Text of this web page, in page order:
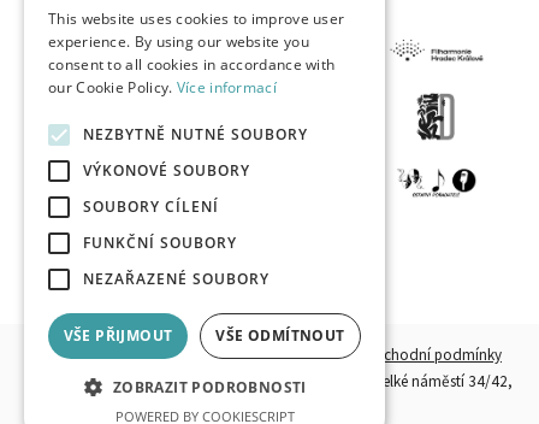
© 2026, HKPOINT.CZ - Všechna práva vyhrazena.
Obchodní podmínky
Provozovatel:Destinační společnost Hradecko, z. s.,
Velké náměstí 34/42,
500 03 Hradec Králové
This website uses cookies to improve user
experience. By using our website you
consent to all cookies in accordance with
our Cookie Policy. Více informací
NEZBYTNĚ NUTNÉ SOUBORY
VÝKONOVÉ SOUBORY
SOUBORY CÍLENÍ
FUNKČNÍ SOUBORY
NEZAŘAZENÉ SOUBORY
VŠE PŘIJMOUT VŠE ODMÍTNOUT
ZOBRAZIT PODROBNOSTI
POWERED BY COOKIESCRIPT